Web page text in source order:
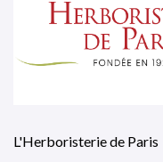
L'Herboristerie de Paris